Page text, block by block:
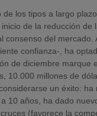
los tipos a largo
de la reducción de
consenso del mercado.
confianza-, ha
de diciembre marque
10.000 millones de
un éxito: ha
10 años, ha dado
(favorece la